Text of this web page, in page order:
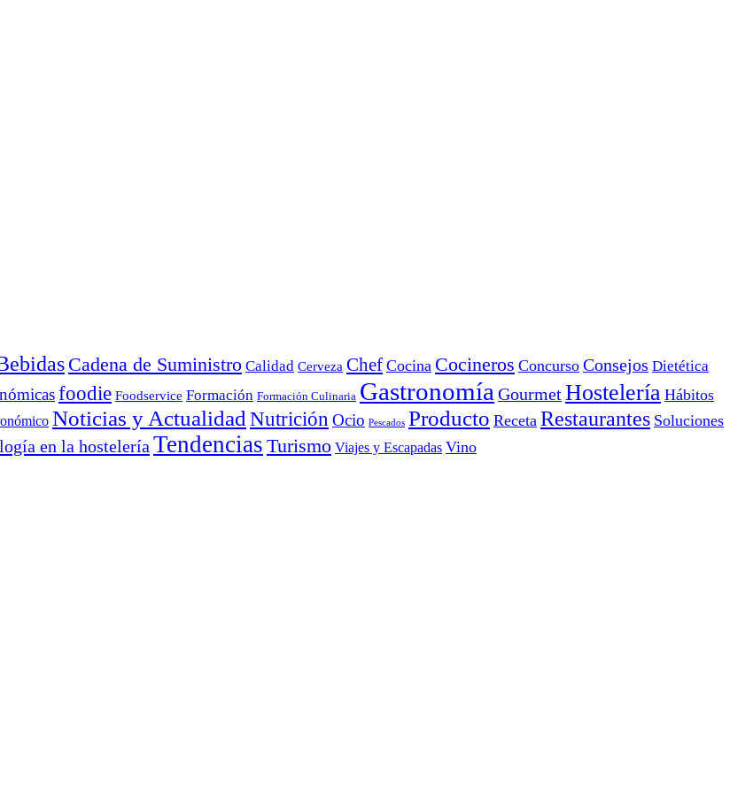
Cadena de Suministro Calidad Cerveza Chef Cocina Cocineros Concurso Consejos Dietética
foodie Foodservice Formación Formación Culinaria Gastronomía GourmetHostelería Hábitos
Noticias y Actualidad Nutrición Ocio Pescados Producto Receta Restaurantes Soluciones
en la hostelería Tendencias Turismo Viajes y Escapadas Vino